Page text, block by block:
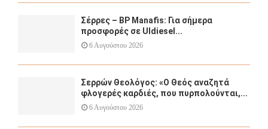
Σέρρες – BP Manafis: Για σήμερα
προσφορές σε Uldiesel...
6 Αυγούστου 2026
Σερρών Θεολόγος: «Ο Θεός αναζητά
φλογερές καρδιές, που πυρπολούνται,...
6 Αυγούστου 2026